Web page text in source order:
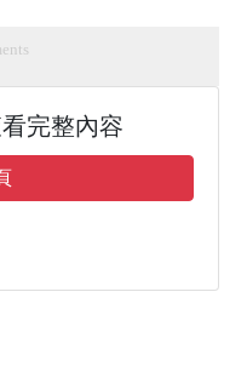
完整內容